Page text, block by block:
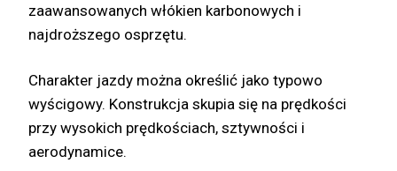
zaawansowanych włókien karbonowych i
najdroższego osprzętu.
Charakter jazdy można określić jako typowo
wyścigowy. Konstrukcja skupia się na prędkości
przy wysokich prędkościach, sztywności i
aerodynamice.